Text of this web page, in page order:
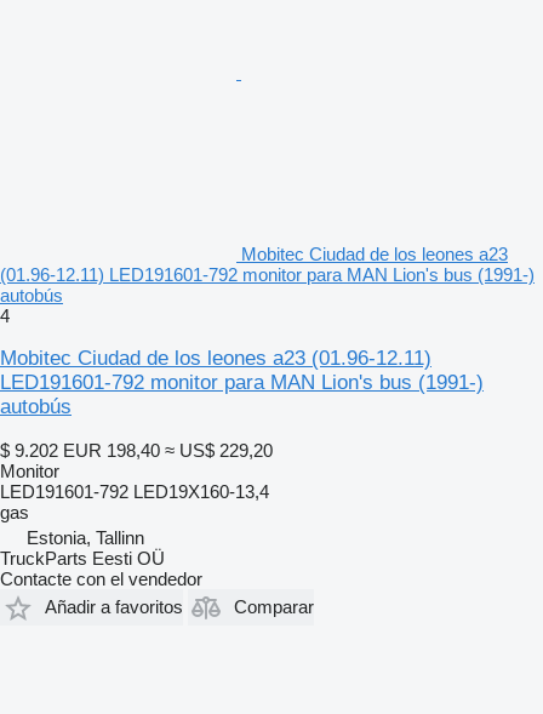
Mobitec Ciudad de los leones a23
(01.96-12.11) LED191601-792 monitor para MAN Lion's bus (1991-)
autobús
4
Mobitec Ciudad de los leones a23 (01.96-12.11)
LED191601-792 monitor para MAN Lion's bus (1991-)
autobús
$ 9.202 EUR 198,40 ≈ US$ 229,20
Monitor
LED191601-792 LED19X160-13,4
gas
Estonia, Tallinn
TruckParts Eesti OÜ
Contacte con el vendedor
Añadir a favoritos
Comparar